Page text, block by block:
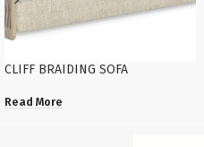
CLIFF BRAIDING SOFA
Read More